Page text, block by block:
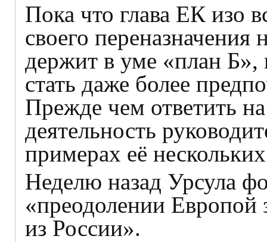
Пока что глава ЕК изо
своего
держит в уме «план
стать даже более
Прежде чем ответить
деятельность
примерах её
Неделю назад Урсула
«преодолении Европой
из России».